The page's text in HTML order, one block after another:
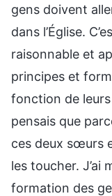
gens doivent
dans l’Église.
raisonnable et
principes et
fonction de
pensais que
ces deux sœurs
les toucher. J’ai
formation des